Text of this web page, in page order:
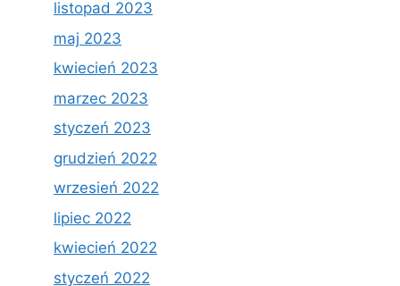
listopad 2023
maj 2023
kwiecień 2023
marzec 2023
styczeń 2023
grudzień 2022
wrzesień 2022
lipiec 2022
kwiecień 2022
styczeń 2022